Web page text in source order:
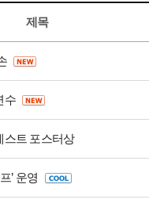
제목
수
스트 포스터상
’ 운영